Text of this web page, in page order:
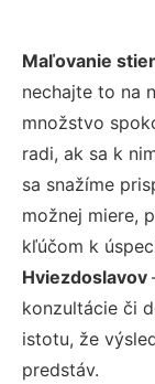
Maľovanie
nechajte to na
množstvo
radi, ak sa k
sa snažíme
možnej miere,
kľúčom k
Hviezdoslavov
konzultácie či
istotu, že
predstáv.